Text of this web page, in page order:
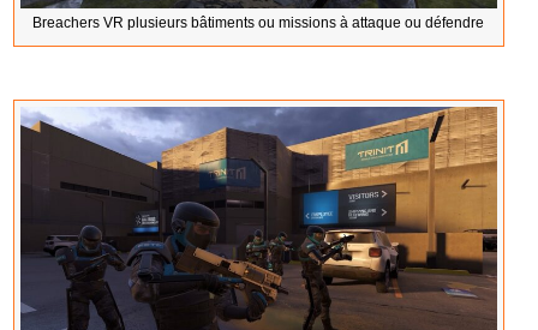
Breachers VR plusieurs bâtiments ou missions à attaque ou défendre